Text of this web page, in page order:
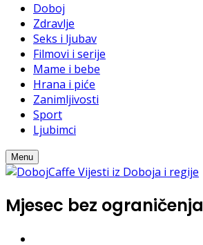
Doboj
Zdravlje
Seks i ljubav
Filmovi i serije
Mame i bebe
Hrana i piće
Zanimljivosti
Sport
Ljubimci
Menu
Mjesec bez ograničenja